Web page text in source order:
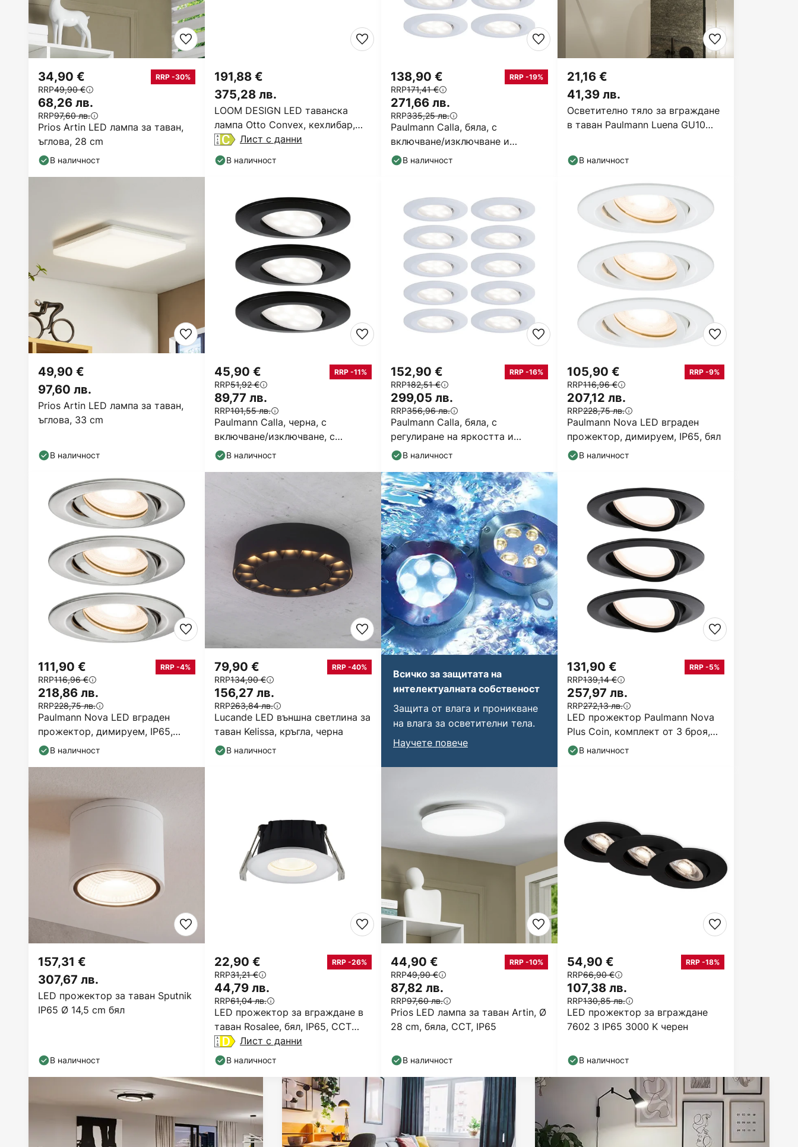
Prios Artin LED лампа за таван,
ъглова, 28 cm
34,90 € RRP -30%
RRP49,90 €
68,26 лв.
RRP97,60 лв.
В наличност
LOOM DESIGN LED таванска
лампа Otto Convex, кехлибар,
IP65
191,88 €
375,28 лв.
Лист с данни
В наличност
Paulmann Calla, бяла, с
включване/изключване и
накланяне, 4000 K, Ø 9 см,
138,90 € RRP -19%
RRP171,41 €
271,66 лв.
RRP335,25 лв.
В наличност
Осветително тяло за вграждане
в таван Paulmann Luena GU10
21,16 €
41,39 лв.
В наличност
Prios Artin LED лампа за таван,
ъглова, 33 cm
49,90 €
97,60 лв.
В наличност
Paulmann Calla, черна, с
включване/изключване, с
накланящ се наклон, 4000 K, 9
45,90 € RRP -11%
RRP51,92 €
89,77 лв.
RRP101,55 лв.
В наличност
Paulmann Calla, бяла, с
регулиране на яркостта и
наклон, 4000 K, 9 см, комплект
152,90 € RRP -16%
RRP182,51 €
299,05 лв.
RRP356,96 лв.
В наличност
Paulmann Nova LED вграден
прожектор, димируем, IP65, бял
105,90 € RRP -9%
RRP116,96 €
207,12 лв.
RRP228,75 лв.
В наличност
Paulmann Nova LED вграден
прожектор, димируем, IP65,
желязо
111,90 € RRP -4%
RRP116,96 €
218,86 лв.
RRP228,75 лв.
В наличност
Lucande LED външна светлина за
таван Kelissa, кръгла, черна
79,90 € RRP -40%
RRP134,90 €
156,27 лв.
RRP263,84 лв.
В наличност
Всичко за защитата на
интелектуалната собственост
Защита от влага и проникване
на влага за осветителни тела.
Научете повече
LED прожектор Paulmann Nova
Plus Coin, комплект от 3 броя,
кръгъл, черен,
131,90 € RRP -5%
RRP139,14 €
257,97 лв.
RRP272,13 лв.
В наличност
LED прожектор за таван Sputnik
IP65 Ø 14,5 cm бял
157,31 €
307,67 лв.
В наличност
LED прожектор за вграждане в
таван Rosalee, бял, IP65, CCT
превключвател
22,90 € RRP -26%
RRP31,21 €
44,79 лв.
RRP61,04 лв.
Лист с данни
В наличност
Prios LED лампа за таван Artin, Ø
28 cm, бяла, CCT, IP65
44,90 € RRP -10%
RRP49,90 €
87,82 лв.
RRP97,60 лв.
В наличност
LED прожектор за вграждане
7602 3 IP65 3000 K черен
54,90 € RRP -18%
RRP66,90 €
107,38 лв.
RRP130,85 лв.
В наличност